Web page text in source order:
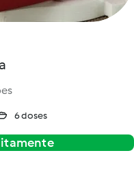
6 doses